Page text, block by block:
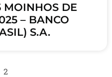
DE
– BANCO
S.A.
2